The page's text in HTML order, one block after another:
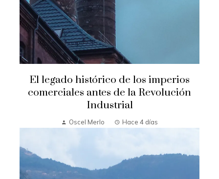
El legado histórico de los imperios
comerciales antes de la Revolución
Industrial
Oscel Merlo Hace 4 días